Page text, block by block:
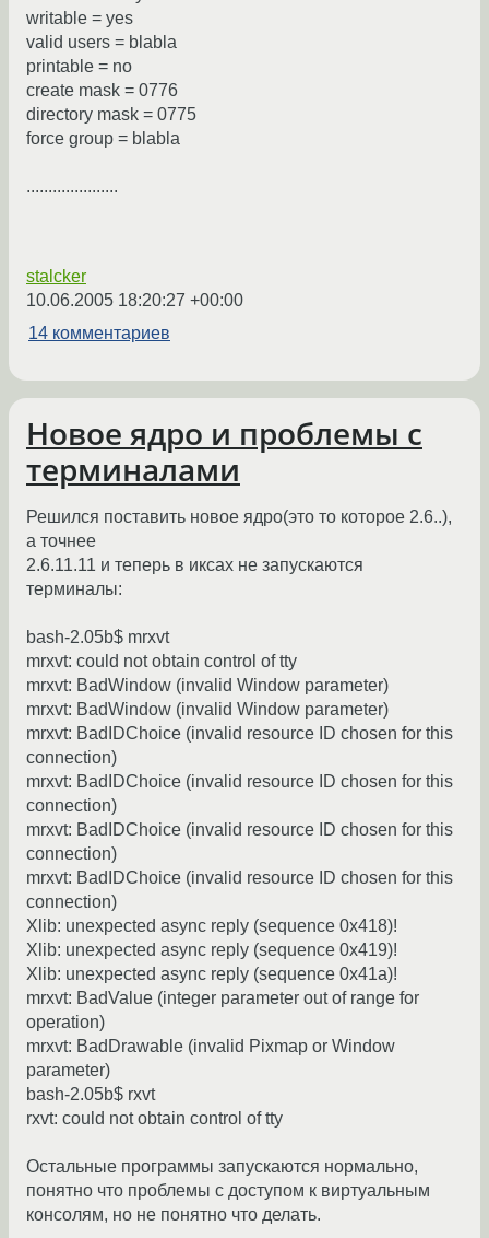
writable = yes
valid users = blabla
printable = no
create mask = 0776
directory mask = 0775
force group = blabla
.....................
stalcker
10.06.2005 18:20:27 +00:00
14 комментариев
Новое ядро и проблемы с
терминалами
Решился поставить новое ядро(это то которое 2.6..),
а точнее
2.6.11.11 и теперь в иксах не запускаются
терминалы:
bash-2.05b$ mrxvt
mrxvt: could not obtain control of tty
mrxvt: BadWindow (invalid Window parameter)
mrxvt: BadWindow (invalid Window parameter)
mrxvt: BadIDChoice (invalid resource ID chosen for this
connection)
mrxvt: BadIDChoice (invalid resource ID chosen for this
connection)
mrxvt: BadIDChoice (invalid resource ID chosen for this
connection)
mrxvt: BadIDChoice (invalid resource ID chosen for this
connection)
Xlib: unexpected async reply (sequence 0x418)!
Xlib: unexpected async reply (sequence 0x419)!
Xlib: unexpected async reply (sequence 0x41a)!
mrxvt: BadValue (integer parameter out of range for
operation)
mrxvt: BadDrawable (invalid Pixmap or Window
parameter)
bash-2.05b$ rxvt
rxvt: could not obtain control of tty
Остальные программы запускаются нормально,
понятно что проблемы с доступом к виртуальным
консолям, но не понятно что делать.